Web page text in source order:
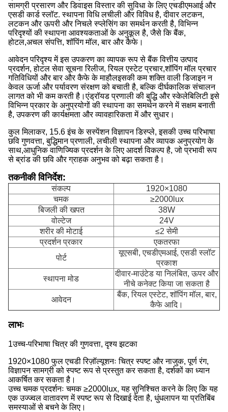
सामग्री प्रसारण और डिवाइस विस्तार की सुविधा के लिए एचडीएमआई और
एसडी कार्ड स्लॉट. स्थापना विधि लचीली और विविध है, दीवार लटकन,
लटकन और ऊपरी और निचले स्प्लेसिंग का समर्थन करती है, विभिन्न
परिदृश्यों की स्थापना आवश्यकताओं के अनुकूल है, जैसे कि बैंक,
होटल,अचल संपत्ति, शॉपिंग मॉल, बार और कैफे।
आवेदन परिदृश्य में इस उपकरण का व्यापक रूप से बैंक वित्तीय उत्पाद
प्रदर्शन, होटल सेवा सूचना रिलीज, रियल एस्टेट प्रचार,शॉपिंग मॉल प्रचार
गतिविधियों और बार और कैफे के माहौलइसकी कम शक्ति वाली डिजाइन न
केवल ऊर्जा और पर्यावरण संरक्षण को बचाती है, बल्कि दीर्घकालिक संचालन
लागत को भी कम करती है।एंड्रॉयड प्रणाली की बुद्धि और स्केलेबिलिटी इसे
विभिन्न प्रकार के अनुप्रयोगों की स्थापना का समर्थन करने में सक्षम बनाती
है, उपकरण की कार्यक्षमता और व्यावहारिकता में और सुधार।
कुल मिलाकर, 15.6 इंच के सस्पेंशन विज्ञापन डिस्प्ले, इसकी उच्च परिभाषा
छवि गुणवत्ता, बुद्धिमान प्रणाली, लचीली स्थापना और व्यापक अनुप्रयोग के
साथ,आधुनिक वाणिज्यिक प्रदर्शन के लिए आदर्श विकल्प है, जो प्रभावी रूप
से ब्रांड की छवि और ग्राहक अनुभव को बढ़ा सकता है।
तकनीकी विनिर्देश:
संकल्प
1920×1080
चमक
≥2000lux
बिजली की खपत
38W
वोल्टेज
24V
शरीर की मोटाई
≤2 सेमी
प्रदर्शन प्रकार
एकतरफा
पोर्ट
यूएसबी, एचडीएमआई, एसडी स्लॉट
प्रकाश
स्थापना मोड
दीवार-माउंटेड या निलंबित, ऊपर और
नीचे कनेक्ट किया जा सकता है
आवेदन
बैंक, रियल एस्टेट, शॉपिंग मॉल, बार,
कैफे आदि।
लाभः
1उच्च-परिभाषा चित्र की गुणवत्ता, दृश्य झटका
1920×1080 फुल एचडी रिज़ॉल्यूशनः चित्र स्पष्ट और नाजुक, पूर्ण रंग,
विज्ञापन सामग्री को स्पष्ट रूप से प्रस्तुत कर सकता है, दर्शकों का ध्यान
आकर्षित कर सकता है।
उच्च चमक प्रदर्शनः चमक ≥2000lux, यह सुनिश्चित करने के लिए कि यह
एक उज्ज्वल वातावरण में स्पष्ट रूप से दिखाई देता है, धुंधलापन या प्रतिबिंब
समस्याओं से बचने के लिए।